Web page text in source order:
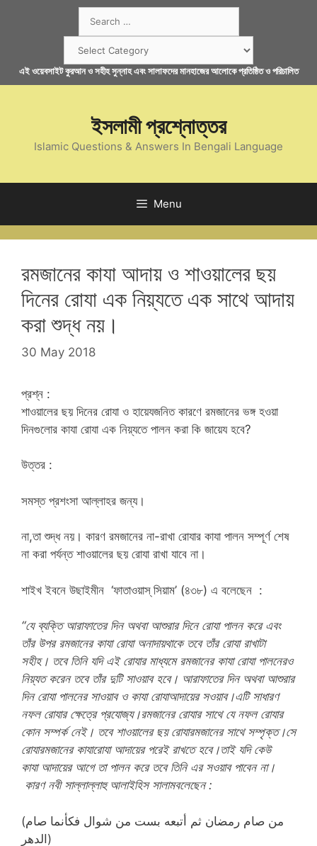
for:
এই ওয়েবসাইট কুরআন ও সহীহ সুন্নাহ এবং সালাফদের মানহাজের আলোকে প্রতিষ্ঠিত ও পরিচালিত
ইসলামী প্রশ্নোত্তর
Islamic Questions & Answers In Bengali Language
Menu
রমজানের কাযা আদায় ও শাওয়ালের ছয়
দিনের রোযা এক নিয়্যতে এক সাথে আদায়
করা শুদ্ধ নয়।
30 May 2018
প্রশ্ন :
শাওয়ালের ছয় দিনের রোযা ও হায়েযজনিত কারণে রমজানের ভঙ্গ হওয়া
দিনগুলোর কাযা রোযা এক নিয়্যতে পালন করা কি জায়েয হবে?
উত্তর :
সমস্ত প্রশংসা আল্লাহর জন্য।
না,তা শুদ্ধ নয়। কারণ রমজানের না-রাখা রোযার কাযা পালন সম্পূর্ণ শেষ
না করা পর্যন্ত শাওয়ালের ছয় রোযা রাখা যাবে না।
শাইখ ইবনে উছাইমীন ‘ফাতাওয়াস্‌ সিয়াম’ (৪৩৮) এ বলেছেন :
“যে ব্যক্তিআরাফাতের দিন অথবা আশুরার দিনে রোযাপালন করে এবং
তাঁর উপর রমজানের কাযা রোযা অনাদায়থাকে তবে তাঁর রোযা রাখাটা
সহীহ। তবে তিনি যদি এই রোযার মাধ্যমে রমজানের কাযা রোযা পালনেরও
নিয়্যত করেনতবে তাঁরদুটি সাওয়াব হবে। আরাফাতের দিন অথবা আশুরার
দিন রোযাপালনের সাওয়াব ও কাযা রোযাআদায়ের সওয়াব।এটি সাধারণ
নফল রোযারক্ষেত্রে প্রযোজ্য।রমজানের রোযার সাথেযে নফল রোযার
কোন সম্পর্ক নেই। তবে শাওয়ালের ছয়রোযারমজানের সাথে সম্পৃক্ত।সে
রোযারমজানের কাযারোযা আদায়ের পরেই রাখতেহবে।তাই যদি কেউ
কাযাআদায়ের আগে তা পালন করে তবে তিনি এর সওয়াব পাবেন না।
কারণ নবী সাল্লাল্লাহু আলাইহিস সালামবলেছেন :
(من صام رمضان ثم أتبعه بست من شوال فكأنما صام
الدهر)